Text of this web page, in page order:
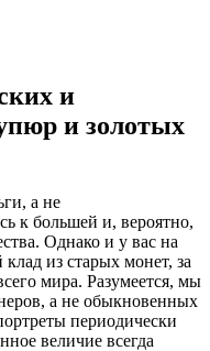
и
и золотых
а не
к большей и, вероятно,
Однако и у вас на
из старых монет, за
мира. Разумеется, мы
а не обыкновенных
периодически
величие всегда